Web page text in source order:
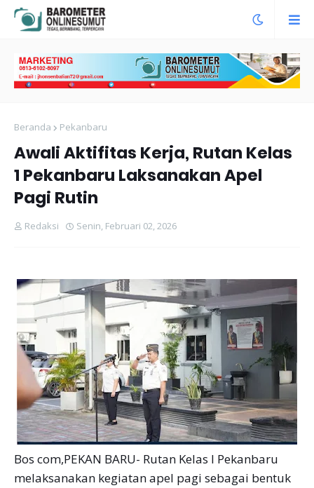
Beranda Pekanbaru
Awali Aktifitas Kerja, Rutan Kelas
1 Pekanbaru Laksanakan Apel
Pagi Rutin
Redaksi Senin, Februari 02, 2026
Bos com,PEKAN BARU- Rutan Kelas I Pekanbaru
melaksanakan kegiatan apel pagi sebagai bentuk